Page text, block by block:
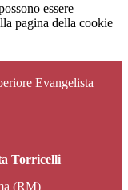
essere
pagina della cookie
Evangelista
Torricelli
(RM)